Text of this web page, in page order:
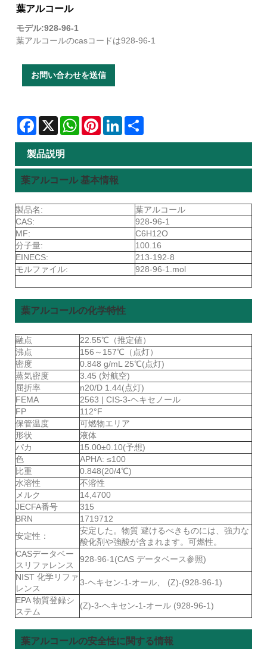
葉アルコール
モデル:928-96-1
葉アルコールのcasコードは928-96-1
お問い合わせを送信
Facebook
X WhatsAppPinterestLinkedIn
製品説明
葉アルコール 基本情報
製品名:
葉アルコール
CAS:
928-96-1
MF:
C6H12O
分子量:
100.16
EINECS:
213-192-8
モルファイル:
928-96-1.mol
葉アルコールの化学特性
融点
22.55℃（推定値）
沸点
156～157℃（点灯）
密度
0.848 g/mL 25℃(点灯)
蒸気密度
3.45 (対航空)
屈折率
n20/D 1.44(点灯)
FEMA
2563 | CIS-3-ヘキセノール
FP
112°F
保管温度
可燃物エリア
形状
液体
パカ
15.00±0.10(予想)
色
APHA: ≤100
比重
0.848(20/4℃)
水溶性
不溶性
メルク
14,4700
JECFA番号
315
BRN
1719712
安定性：
安定した。物質 避けるべきものには、強力な
酸化剤や強酸が含まれます。可燃性。
CASデータベー
スリファレンス
928-96-1(CAS データベース参照)
NIST 化学リファ
レンス
3-ヘキセン-1-オール、 (Z)-(928-96-1)
EPA 物質登録シ
ステム
(Z)-3-ヘキセン-1-オール (928-96-1)
葉アルコールの安全性に関する情報